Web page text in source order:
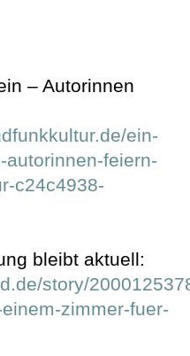
– Autorinnen
ein-
feiern-
c24c4938-
bleibt aktuell:
story/
zimmer-fuer-